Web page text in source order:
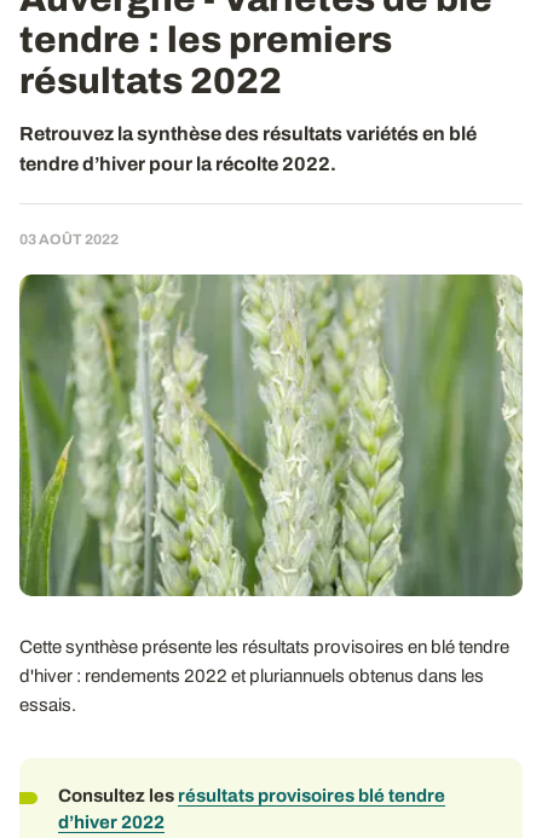
tendre : les premiers
résultats 2022
Retrouvez la synthèse des résultats variétés en blé
tendre d’hiver pour la récolte 2022.
03 AOÛT 2022
Cette synthèse présente les résultats provisoires en blé tendre
d'hiver : rendements 2022 et pluriannuels obtenus dans les
essais.
Consultez les résultats provisoires blé tendre
d’hiver 2022